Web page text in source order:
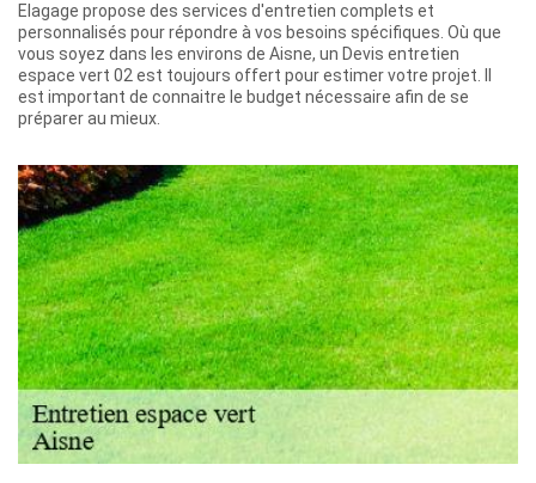
Elagage propose des services d'entretien complets et
personnalisés pour répondre à vos besoins spécifiques. Où que
vous soyez dans les environs de Aisne, un Devis entretien
espace vert 02 est toujours offert pour estimer votre projet. Il
est important de connaitre le budget nécessaire afin de se
préparer au mieux.